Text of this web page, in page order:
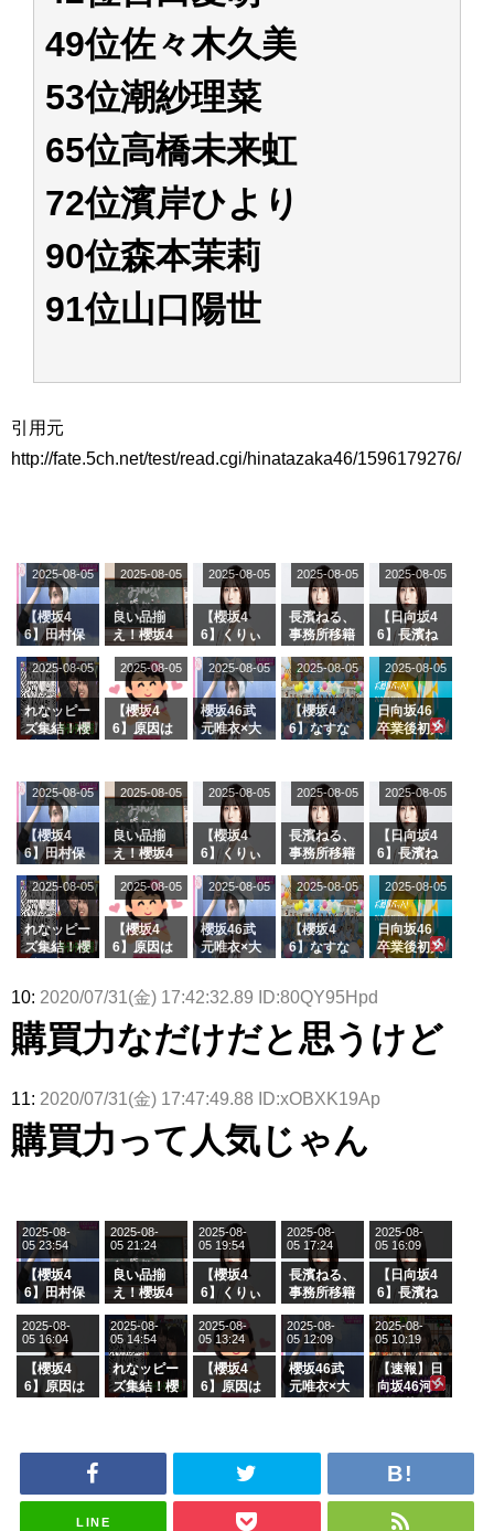
49位佐々木久美
53位潮紗理菜
65位高橋未来虹
72位濱岸ひより
90位森本茉莉
91位山口陽世
引用元
http://fate.5ch.net/test/read.cgi/hinatazaka46/1596179276/
【櫻坂4
6】田村保
ージを脱い
でいた理由
2025-08-05
良い品揃
え！櫻坂4
グル『Mak
e or Brea
k』オフィ
シャルグッ
ズ絶賛販売
2025-08-05
【櫻坂4
6】くりぃ
の2人を手
玉に取る大
沼晶保【く
りぃむナン
タラ】
2025-08-05
長濱ねる、
事務所移籍
属を発表
2025-08-05
【日向坂4
6】長濱ね
ら移籍しフ
ラーム所属
に。これで
事務所に所
属している
がこちら
2025-08-05
れなッピー
ズ集結！櫻
理子、8/6
「ラヴィッ
ト！」水曜
スタジオ出
演決定
2025-08-05
【櫻坂4
6】原因は
uddiesを
ざわつかせ
る...
2025-08-05
櫻坂46武
元唯衣×大
カップお姉
さんに恐怖
【くりぃむ
ナンタラ】
2025-08-05
【櫻坂4
6】なすな
2曲目っ
て...【ラヴ
ィット 東
京ドーム公
演】
2025-08-05
日向坂46
卒業後初共
師匠オード
リー若林さ
んと再会し
た結果･･･
【激レアさ
きた。】
2025-08-05
【櫻坂4
6】田村保
ージを脱い
でいた理由
2025-08-05
良い品揃
え！櫻坂4
グル『Mak
e or Brea
k』オフィ
シャルグッ
ズ絶賛販売
2025-08-05
【櫻坂4
6】くりぃ
の2人を手
玉に取る大
沼晶保【く
りぃむナン
タラ】
2025-08-05
長濱ねる、
事務所移籍
属を発表
2025-08-05
【日向坂4
6】長濱ね
ら移籍しフ
ラーム所属
に。これで
事務所に所
属している
2025-08-05
れなッピー
ズ集結！櫻
理子、8/6
「ラヴィッ
ト！」水曜
スタジオ出
2025-08-05
【櫻坂4
6】原因は
uddiesを
る...
2025-08-05
櫻坂46武
元唯衣×大
カップお姉
【くりぃむ
ナンタラ】
2025-08-05
【櫻坂4
6】なすな
2曲目っ
ィット 東
京ドーム公
2025-08-05
日向坂46
卒業後初共
んと再会し
た結果･･･
きた。】
2025-08-05
10: 2020/07/31(金) 17:42:32.89 ID:80QY95Hpd
購買力なだけだと思うけど
11: 2020/07/31(金) 17:47:49.88 ID:xOBXK19Ap
購買力って人気じゃん
【櫻坂4
6】田村保
ージを脱い
でいた理由
2025-08-
05 23:54
良い品揃
え！櫻坂4
グル『Mak
e or Brea
k』オフィ
シャルグッ
ズ絶賛販売
2025-08-
05 21:24
【櫻坂4
6】くりぃ
の2人を手
玉に取る大
沼晶保【く
りぃむナン
タラ】
2025-08-
05 19:54
長濱ねる、
事務所移籍
属を発表
2025-08-
05 17:24
【日向坂4
6】長濱ね
ら移籍しフ
ラーム所属
に。これで
事務所に所
属している
がこちら
2025-08-
05 16:09
【櫻坂4
6】原因は
ざわつかせ
2025-08-
05 16:04
れなッピー
ズ集結！櫻
「ラヴィッ
スタジオ出
2025-08-
05 14:54
【櫻坂4
6】原因は
ざわつかせ
2025-08-
05 13:24
櫻坂46武
元唯衣×大
さんに恐怖
ナンタラ】
2025-08-
05 12:09
【速報】日
向坂46河
2025-08-
05 10:19
LINE